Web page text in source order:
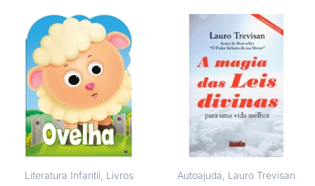
Literatura Infantil Livros Autoajuda Lauro Trevisan